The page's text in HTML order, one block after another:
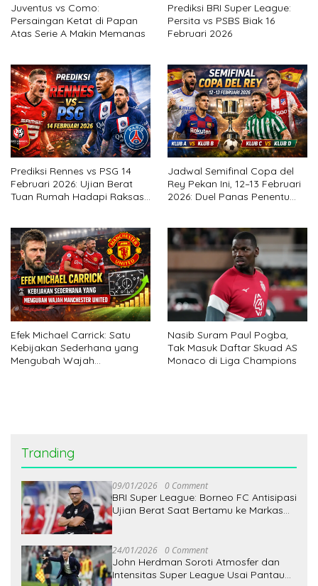
Juventus vs Como:
Persaingan Ketat di Papan
Atas Serie A Makin Memanas
Prediksi BRI Super League:
Persita vs PSBS Biak 16
Februari 2026
Prediksi Rennes vs PSG 14
Februari 2026: Ujian Berat
Tuan Rumah Hadapi Raksasa
Jadwal Semifinal Copa del
Rey Pekan Ini, 12–13 Februari
2026: Duel Panas Penentu
Efek Michael Carrick: Satu
Kebijakan Sederhana yang
Mengubah Wajah
Nasib Suram Paul Pogba,
Tak Masuk Daftar Skuad AS
Monaco di Liga Champions
Tranding
09/01/2026 0 Comment
BRI Super League: Borneo FC Antisipasi
Ujian Berat Saat Bertamu ke Markas
24/01/2026 0 Comment
John Herdman Soroti Atmosfer dan
Intensitas Super League Usai Pantau